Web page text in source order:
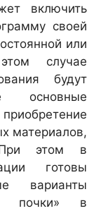
включить
своей
или
случае
будут
основные
материалов,
При этом в
готовы
варианты
почки» в